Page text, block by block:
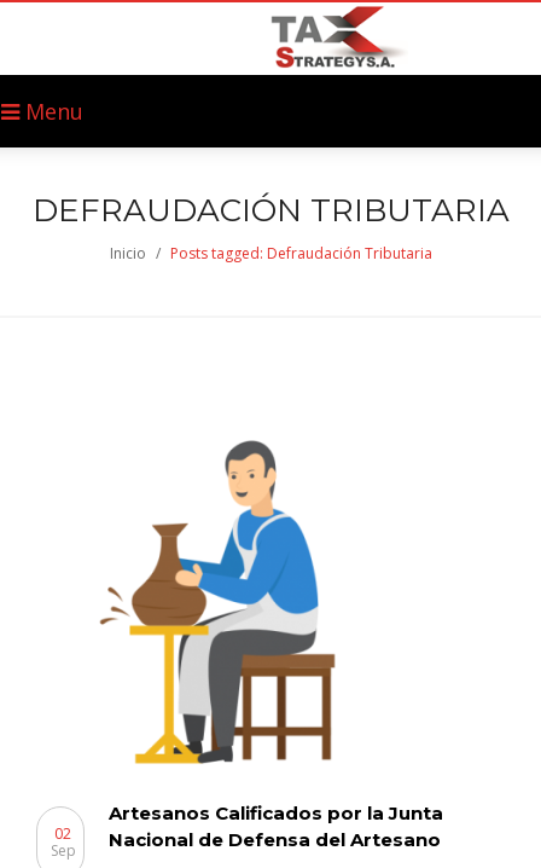
Menu
DEFRAUDACIÓN TRIBUTARIA
Inicio / Posts tagged: Defraudación Tributaria
Artesanos Calificados por la Junta
Nacional de Defensa del Artesano
02
Sep